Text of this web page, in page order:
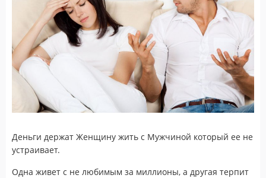
Деньги держат Женщину жить с Мужчиной который ее не
устраивает.
Одна живет с не любимым за миллионы, а другая терпит